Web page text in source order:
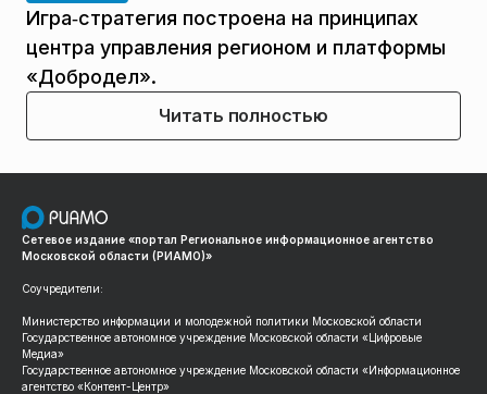
Игра‑стратегия построена на принципах
центра управления регионом и платформы
«Добродел».
Читать полностью
Сетевое издание «портал Региональное информационное агентство
Московской области (РИАМО)»
Соучредители:
Министерство информации и молодежной политики Московской области
Государственное автономное учреждение Московской области «Цифровые
Медиа»
Государственное автономное учреждение Московской области «Информационное
агентство «Контент-Центр»